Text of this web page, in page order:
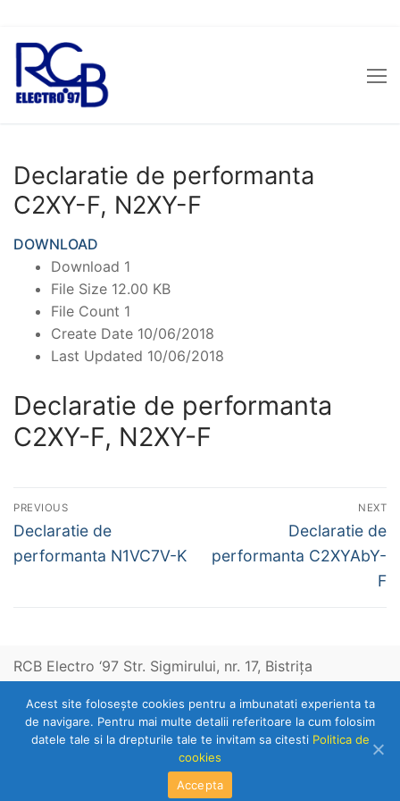
Sari
conținut
Declaratie de performanta
C2XY-F, N2XY-F
DOWNLOAD
Download 1
File Size 12.00 KB
File Count 1
Create Date 10/06/2018
Last Updated 10/06/2018
Declaratie de performanta
C2XY-F, N2XY-F
Navigare
în
articole
PREVIOUS
Previous
post:
Declaratie de
performanta N1VC7V-K
NEXT
Next
post:
Declaratie de
performanta C2XYAbY-
F
RCB Electro ‘97 Str. Sigmirului, nr. 17, Bistriţa
Telefon: 0263-236153
Copyright © 2026 RCB Electro 97
Acest site foloseşte cookies pentru a imbunatati experienta ta
de navigare. Pentru mai multe detalii referitoare la cum folosim
datele tale si la drepturile tale te invitam sa citesti Politica de
cookies
Accepta